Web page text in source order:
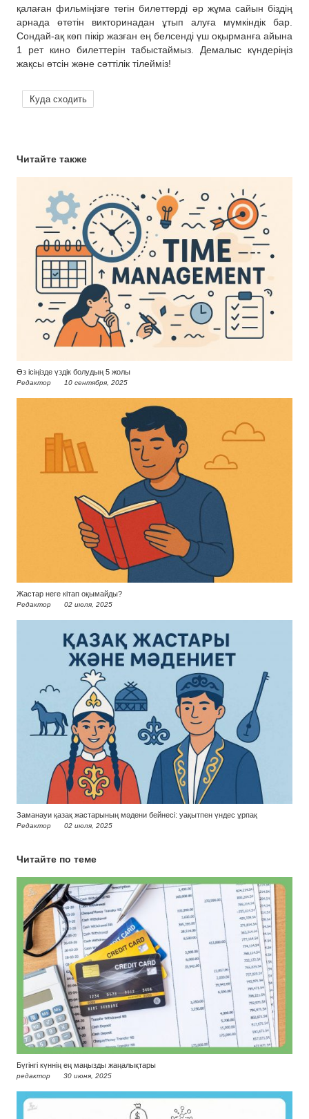
қалаған фильміңізге тегін билеттерді әр жұма сайын біздің
арнада өтетін викторинадан ұтып алуға мүмкіндік бар.
Сондай-ақ көп пікір жазған ең белсенді үш оқырманға айына
1 рет кино билеттерін табыстаймыз. Демалыс күндеріңіз
жақсы өтсін және сәттілік тілейміз!
Куда сходить
Читайте также
Өз ісіңізде үздік болудың 5 жолы
Редактор 10 сентября, 2025
Жастар неге кітап оқымайды?
Редактор 02 июля, 2025
Заманауи қазақ жастарының мәдени бейнесі: уақытпен үндес ұрпақ
Редактор 02 июля, 2025
Читайте по теме
Бүгінгі күннің ең маңызды жаңалықтары
редактор 30 июня, 2025